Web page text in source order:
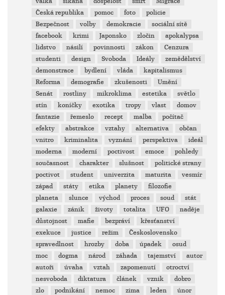
Česká republika
pomoc foto
policie
Bezpečnost
volby demokracie
sociální sítě
facebook
krimi Japonsko zločin
apokalypsa
lidstvo
násilí povinnosti zákon
Cenzura
studenti
design Svoboda Ideály
zemědělství
demonstrace
bydlení vláda
kapitalismus
Reforma
demografie zkušenosti
Umění
Senát
rostliny mikroklima estetika
světlo
stín
koníčky exotika tropy vlast
domov
fantazie
řemeslo recept malba
počítač
efekty
abstrakce vztahy alternativa
občan
vnitro
kriminalita vyznání perspektiva
ideál
moderna
moderní poctivost emoce
pohledy
současnost
charakter slušnost
politické strany
poctivot
student univerzita maturita
vesmír
západ
státy etika planety
filozofie
planeta
slunce východ proces soud
stát
galaxie
zánik životy totalita UFO
naděje
důstojnost
mafie bezpráví
křesťanství
exekuce
justice režim
Československo
spravedlnost
hrozby doba úpadek
osud
moc
dogma národ záhada tajemství
autor
autoři
úvaha vztah zapomenutí
otroctví
nesvoboda
diktatura článek vznik
dobro
zlo
podnikání nemoc zima leden
únor